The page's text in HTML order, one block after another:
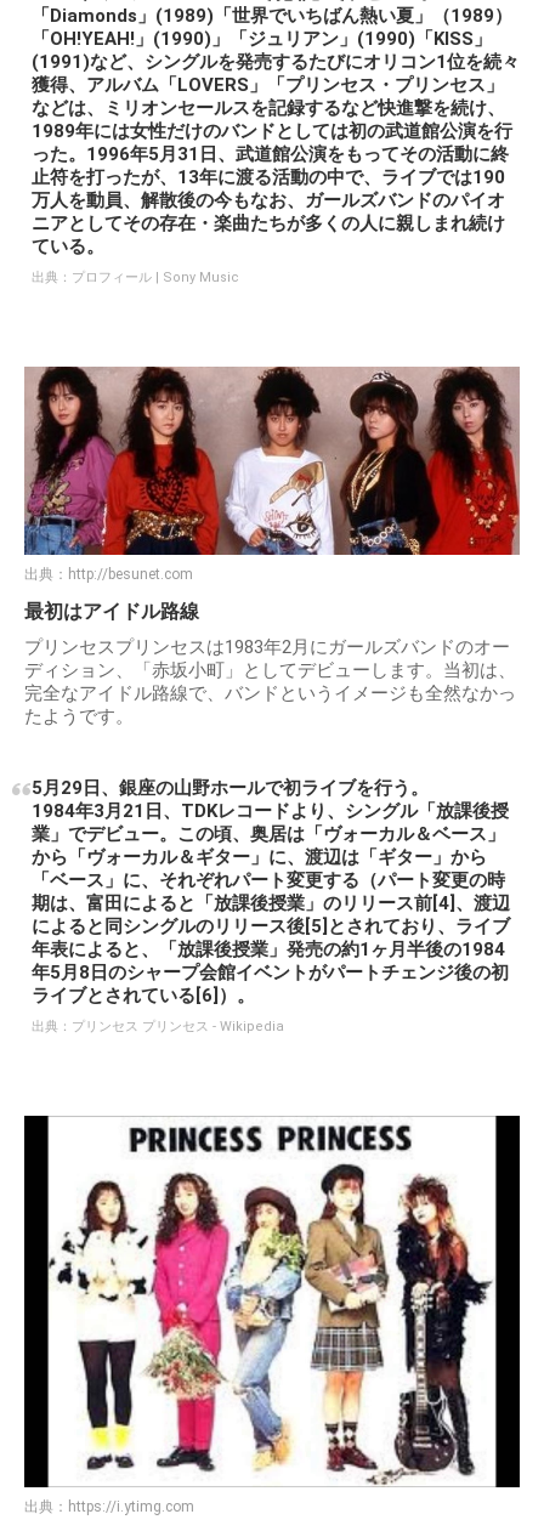
「Diamonds」(1989)「世界でいちばん熱い夏」（1989）
「OH!YEAH!」(1990)」「ジュリアン」(1990)「KISS」
(1991)など、シングルを発売するたびにオリコン1位を続々
獲得、アルバム「LOVERS」「プリンセス・プリンセス」
などは、ミリオンセールスを記録するなど快進撃を続け、
1989年には女性だけのバンドとしては初の武道館公演を行
った。1996年5月31日、武道館公演をもってその活動に終
止符を打ったが、13年に渡る活動の中で、ライブでは190
万人を動員、解散後の今もなお、ガールズバンドのパイオ
ニアとしてその存在・楽曲たちが多くの人に親しまれ続け
ている。
出典： プロフィール | Sony Music
出典： http://besunet.com
最初はアイドル路線
プリンセスプリンセスは1983年2月にガールズバンドのオー
ディション、「赤坂小町」としてデビューします。当初は、
完全なアイドル路線で、バンドというイメージも全然なかっ
たようです。
5月29日、銀座の山野ホールで初ライブを行う。
1984年3月21日、TDKレコードより、シングル「放課後授
業」でデビュー。この頃、奥居は「ヴォーカル＆ベース」
から「ヴォーカル＆ギター」に、渡辺は「ギター」から
「ベース」に、それぞれパート変更する（パート変更の時
期は、富田によると「放課後授業」のリリース前[4]、渡辺
によると同シングルのリリース後[5]とされており、ライブ
年表によると、「放課後授業」発売の約1ヶ月半後の1984
年5月8日のシャープ会館イベントがパートチェンジ後の初
ライブとされている[6]）。
出典： プリンセス プリンセス - Wikipedia
出典： https://i.ytimg.com